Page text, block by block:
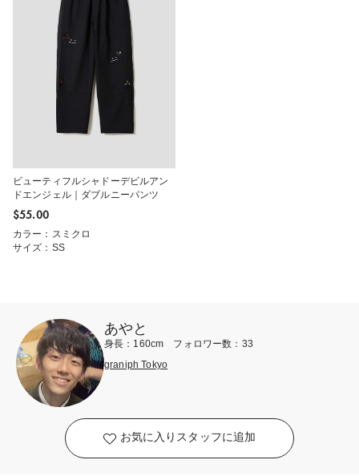
ビューティフルシャドーデビルアン
ドエンジェル｜ダブルニーパンツ
$‌55.00
カラー：スミクロ
サイズ：SS
あやと
身長：160cm フォロワー数：33
graniph Tokyo
お気に入りスタッフに追加